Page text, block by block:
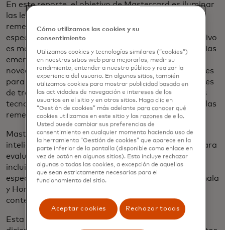
En este reporte, el objetivo de Mastercard es iluminar
las lecciones y oportunidades en la industria de las
remesas en todo el mundo y cómo se relacionan
específicamente con América Latina. Nuestro objetivo
es mapear los cambios de la industria y las tendencias
emergentes, comprender los desafíos históricos y
novedosos de la industria e identificar oportunidades
para que las instituciones financieras, los operadores
de transferencia de dinero (MTO), los habilitadores
tecnológicos y las fintechs ayuden a la industria de las
remesas a alcanzar su máximo potencial.
Mastercard se asoció con PCMI, una firma de
inteligencia de mercado de la industria de pagos, para
evaluar las remesas en América Latina. Los países
incluidos en este estudio fueron México, mercados
específicos de Centroamérica (El Salvador, Guatemala
y Honduras), Brasil, Argentina y Colombia, en un
contexto global más amplio.
Esta investigación se llevó a cabo entre octubre y
Cómo utilizamos las cookies y su
consentimiento
Utilizamos cookies y tecnologías similares (“cookies”)
en nuestros sitios web para mejorarlos, medir su
rendimiento, entender a nuestro público y realzar la
experiencia del usuario. En algunos sitios, también
utilizamos cookies para mostrar publicidad basada en
las actividades de navegación e intereses de los
usuarios en el sitio y en otros sitios. Haga clic en
“Gestión de cookies” más adelante para conocer qué
cookies utilizamos en este sitio y las razones de ello.
Usted puede cambiar sus preferencias de
consentimiento en cualquier momento haciendo uso de
la herramienta “Gestión de cookies” que aparece en la
parte inferior de la pantalla (disponible como enlace en
vez de botón en algunos sitios). Esto incluye rechazar
algunas o todas las cookies, a excepción de aquellas
que sean estrictamente necesarias para el
funcionamiento del sitio.
Aceptar cookies Rechazar todas